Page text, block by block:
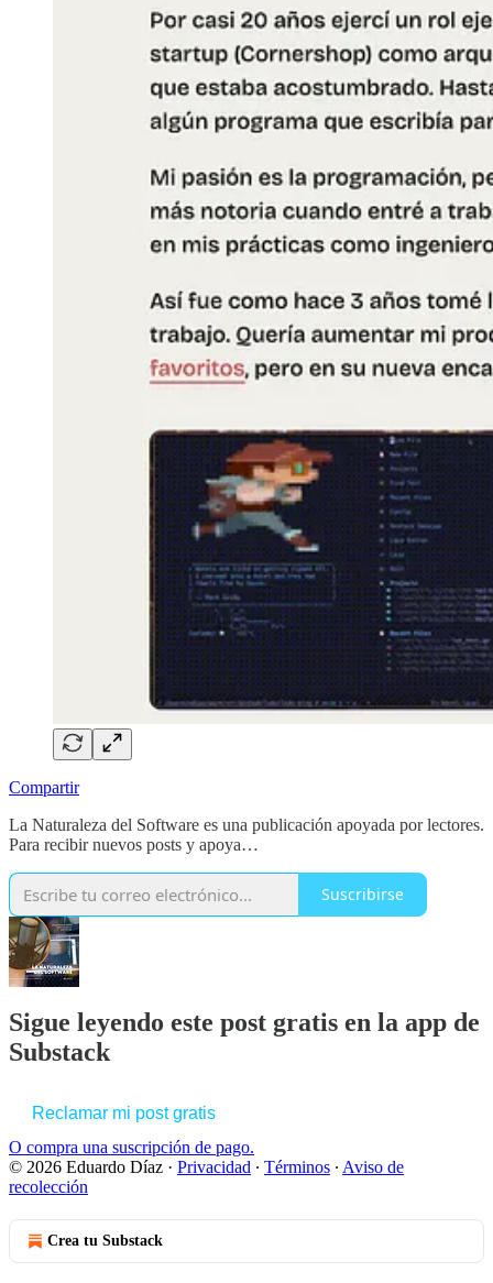
Compartir
La Naturaleza del Software es una publicación apoyada por lectores.
Para recibir nuevos posts y apoya…
Suscribirse
Sigue leyendo este post gratis en la app de
Substack
Reclamar mi post gratis
O compra una suscripción de pago.
© 2026 Eduardo Díaz · Privacidad ∙ Términos ∙ Aviso de
recolección
Crea tu Substack